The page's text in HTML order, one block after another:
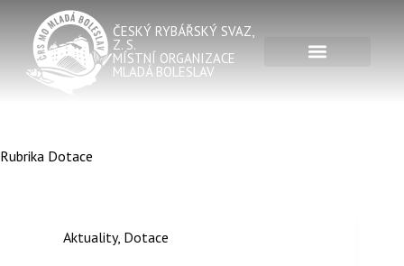
ČESKÝ RYBÁŘSKÝ SVAZ,
Z. S.
MÍSTNÍ ORGANIZACE
MLADÁ BOLESLAV
Rubrika Dotace
Aktuality, Dotace